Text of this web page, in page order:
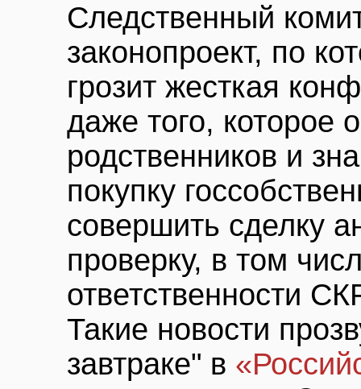
Следственный
законопроект, по
грозит жесткая
даже того, которое
родственников и
покупку
совершить сделку
проверку, в том
ответственности
Такие новости
завтраке" в